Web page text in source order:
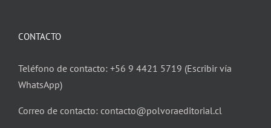
CONTACTO
Teléfono de contacto: +56 9 4421 5719 (Escribir vía
WhatsApp)
Correo de contacto: contacto@polvoraeditorial.cl